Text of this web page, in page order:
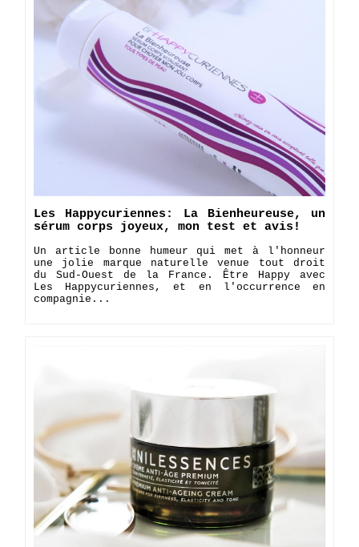
Les Happycuriennes: La Bienheureuse, un
sérum corps joyeux, mon test et avis!
Un article bonne humeur qui met à l'honneur
une jolie marque naturelle venue tout droit
du Sud-Ouest de la France. Être Happy avec
Les Happycuriennes, et en l'occurrence en
compagnie...